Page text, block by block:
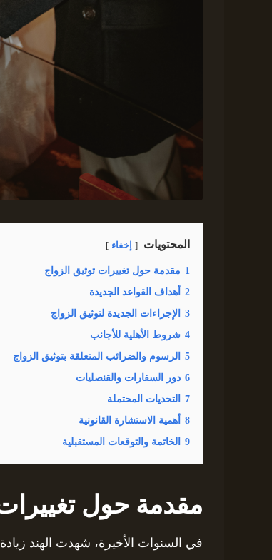
المحتويات إخفاء
1 مقدمة حول تغييرات توثيق الزواج
2 أهداف القواعد الجديدة
3 الإجراءات الجديدة لتوثيق الزواج
4 شروط الأهلية للأجانب
5 الرسوم والضرائب المتعلقة بتوثيق الزواج
6 دور السفارات والقنصليات
7 التحديات المحتملة
8 أهمية الاستشارة القانونية
9 الخاتمة والتوقعات المستقبلية
مقدمة حول
في السنوات الأخيرة، شهدت الهند